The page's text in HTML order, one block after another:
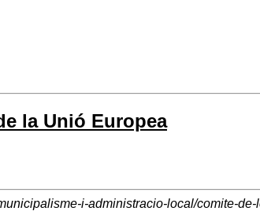
la Unió Europea
i-administracio-local/comite-